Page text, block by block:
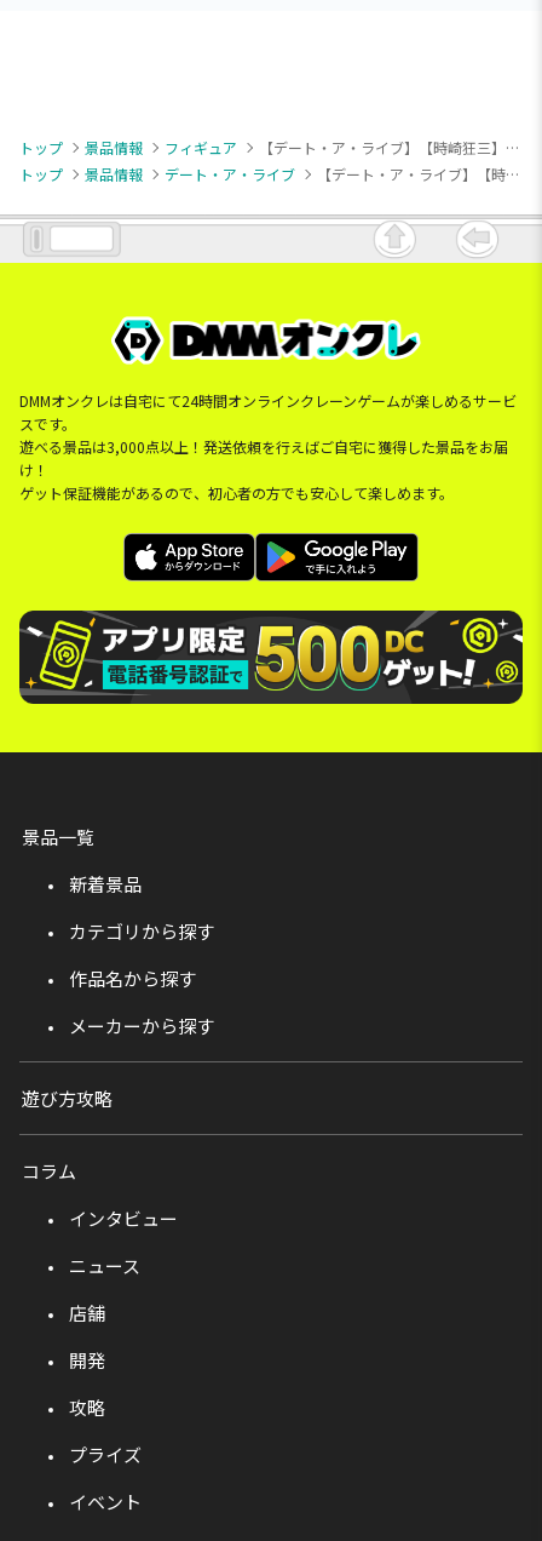
トップ 景品情報 フィギュア
【デート・ア・ライブ】【時崎狂三】デート・ア・ライブ ペンフレ！ 時崎狂三 sweet silk wear ver.
トップ
景品情報 デート・ア・ライブ 【デート・ア・ライブ】【時崎狂三】デート・ア・ライブ ペンフレ！ 時崎狂三 sweet silk wear ver.
DMMオンクレは自宅にて24時間オンラインクレーンゲームが楽しめるサービ
スです。
遊べる景品は3,000点以上！発送依頼を行えばご自宅に獲得した景品をお届
け！
ゲット保証機能があるので、初心者の方でも安心して楽しめます。
景品一覧
新着景品
カテゴリから探す
作品名から探す
メーカーから探す
遊び方攻略
コラム
インタビュー
ニュース
店舗
開発
攻略
プライズ
イベント